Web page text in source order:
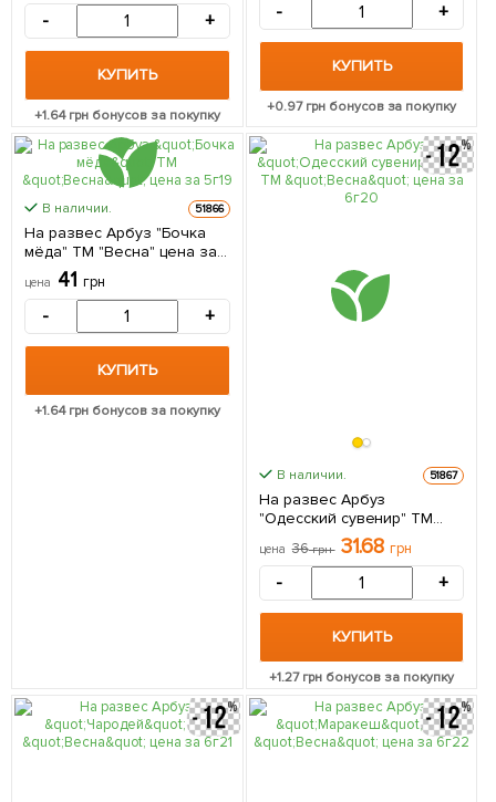
- +
КУПИТЬ
+1.64грн бонусов за покупку
- +
КУПИТЬ
+0.97грн бонусов за покупку
В наличии. 51866
На развес Арбуз "Бочка
мёда" ТМ "Весна" цена за
цена 41 грн
- +
КУПИТЬ
+1.64грн бонусов за покупку
В наличии. 51867
На развес Арбуз
"Одесский сувенир" ТМ
"Весна" цена за 6г
цена 36грн 31.68 грн
- +
КУПИТЬ
+1.27грн бонусов за покупку